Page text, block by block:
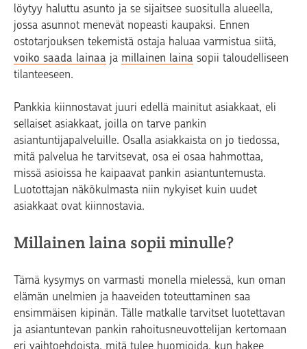
löytyy haluttu asunto ja se sijaitsee suositulla alueella,
jossa asunnot menevät nopeasti kaupaksi. Ennen
ostotarjouksen tekemistä ostaja haluaa varmistua siitä,
voiko saada lainaa ja millainen laina sopii taloudelliseen
tilanteeseen.
Pankkia kiinnostavat juuri edellä mainitut asiakkaat, eli
sellaiset asiakkaat, joilla on tarve pankin
asiantuntijapalveluille. Osalla asiakkaista on jo tiedossa,
mitä palvelua he tarvitsevat, osa ei osaa hahmottaa,
missä asioissa he kaipaavat pankin asiantuntemusta.
Luotottajan näkökulmasta niin nykyiset kuin uudet
asiakkaat ovat kiinnostavia.
Millainen laina sopii minulle?
Tämä kysymys on varmasti monella mielessä, kun oman
elämän unelmien ja haaveiden toteuttaminen saa
ensimmäisen kipinän. Tälle matkalle tarvitset luotettavan
ja asiantuntevan pankin rahoitusneuvottelijan kertomaan
eri vaihtoehdoista, mitä tulee huomioida, kun hakee